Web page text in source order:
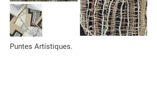
Puntes Artístiques.